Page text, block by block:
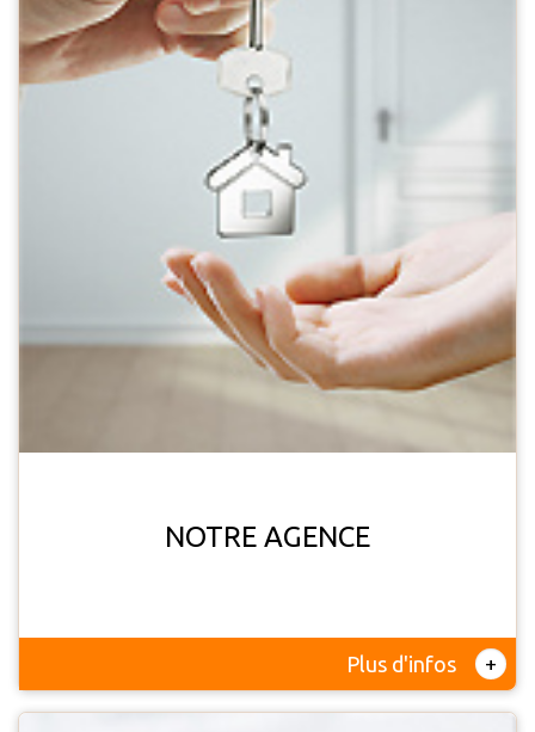
NOTRE AGENCE
Plus d'infos +